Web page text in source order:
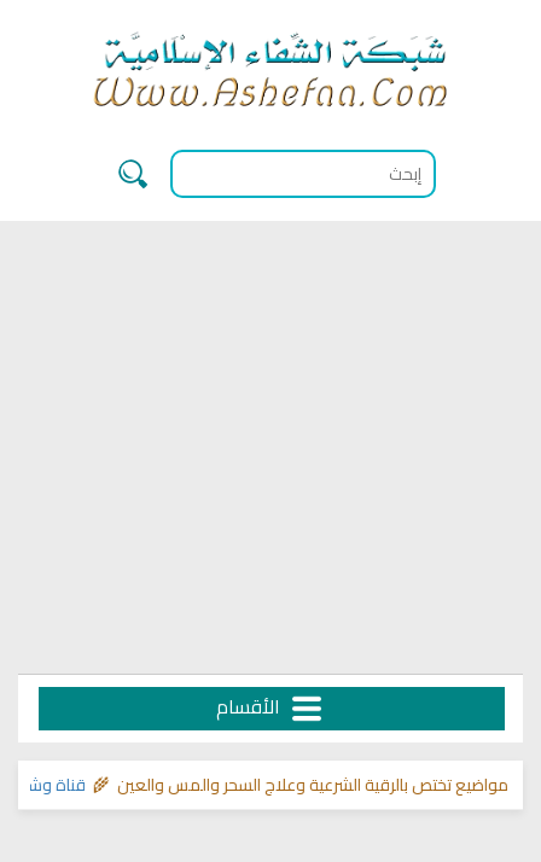
الأقسام
قناة وشفاء لما فيتختص بالرقية الشرعية وعلاج السحر والمس والعين 🌾